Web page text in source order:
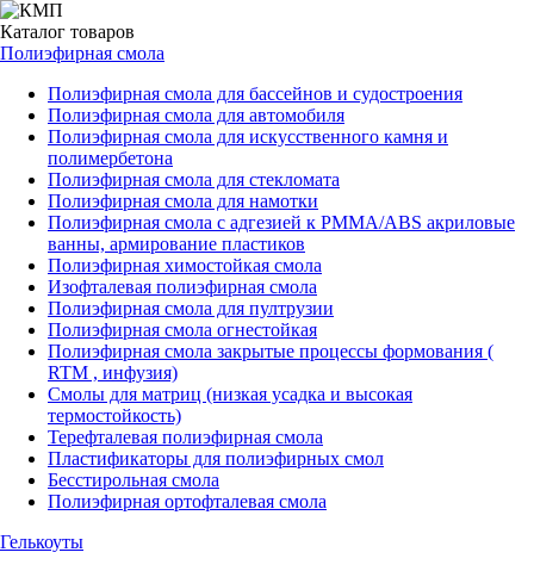
Каталог товаров
Полиэфирная смола
Полиэфирная смола для бассейнов и судостроения
Полиэфирная смола для автомобиля
Полиэфирная смола для искусственного камня и
полимербетона
Полиэфирная смола для стекломата
Полиэфирная смола для намотки
Полиэфирная смола с адгезией к РММА/АВS акриловые
ванны, армирование пластиков
Полиэфирная химостойкая смола
Изофталевая полиэфирная смола
Полиэфирная смола для пултрузии
Полиэфирная смола огнестойкая
Полиэфирная смола закрытые процессы формования (
RTM , инфузия)
Смолы для матриц (низкая усадка и высокая
термостойкость)
Терефталевая полиэфирная смола
Пластификаторы для полиэфирных смол
Бесстирольная смола
Полиэфирная ортофталевая смола
Гелькоуты